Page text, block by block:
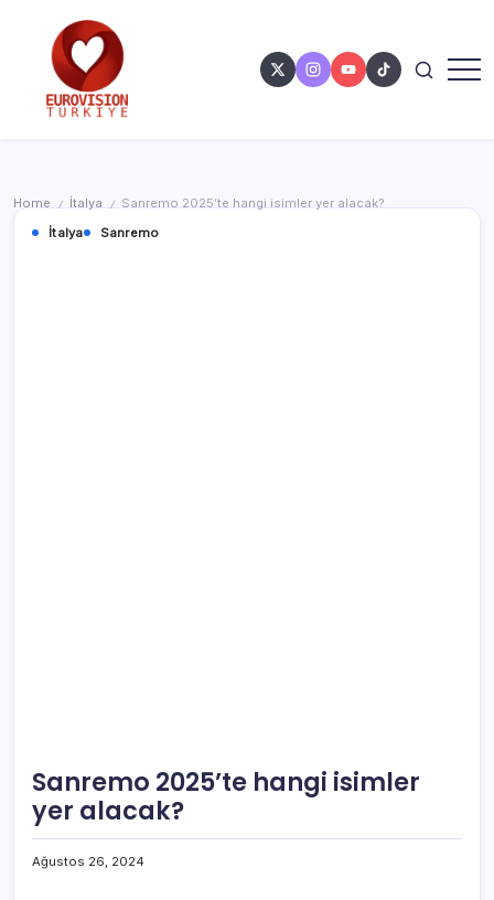
Home / İtalya /
Sanremo 2025’te hangi isimler yer alacak?
İtalya
Sanremo
Sanremo 2025’te hangi isimler
yer alacak?
Ağustos 26, 2024